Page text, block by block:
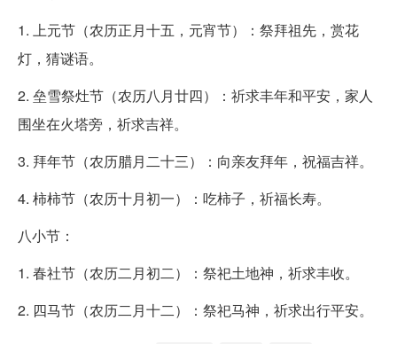
1. 上元节（农历正月十五，元宵节）：祭拜祖先，赏花
灯，猜谜语。
2. 垒雪祭灶节（农历八月廿四）：祈求丰年和平安，家人
围坐在火塔旁，祈求吉祥。
3. 拜年节（农历腊月二十三）：向亲友拜年，祝福吉祥。
4. 柿柿节（农历十月初一）：吃柿子，祈福长寿。
八小节：
1. 春社节（农历二月初二）：祭祀土地神，祈求丰收。
2. 四马节（农历二月十二）：祭祀马神，祈求出行平安。